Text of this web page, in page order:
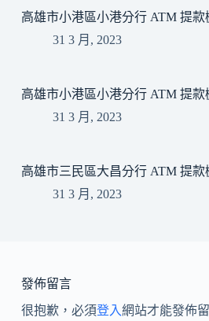
高雄市小港區小港分行 ATM 提款
31 3 月, 2023
高雄市小港區小港分行 ATM 提款
31 3 月, 2023
高雄市三民區大昌分行 ATM 提款
31 3 月, 2023
發佈留言
很抱歉，必須登入網站才能發佈